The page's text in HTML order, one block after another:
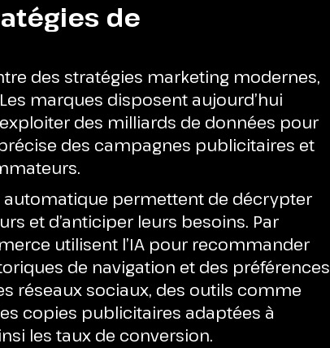
de
des stratégies marketing modernes,
marques disposent aujourd’hui
des milliards de données pour
des campagnes publicitaires et
automatique permettent de décrypter
et d’anticiper leurs besoins. Par
utilisent l’IA pour recommander
de navigation et des préférences
réseaux sociaux, des outils comme
copies publicitaires adaptées à
les taux de conversion.